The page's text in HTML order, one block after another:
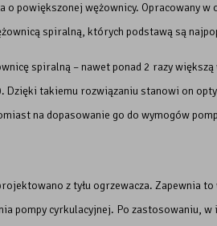
o powiększonej wężownicy. Opracowany
spiralną, których podstawą są
spiralną – nawet ponad 2 razy
Dzięki takiemu rozwiązaniu stanowi on
na dopasowanie go do wymogów
z tyłu ogrzewacza. Zapewnia
pompy cyrkulacyjnej. Po